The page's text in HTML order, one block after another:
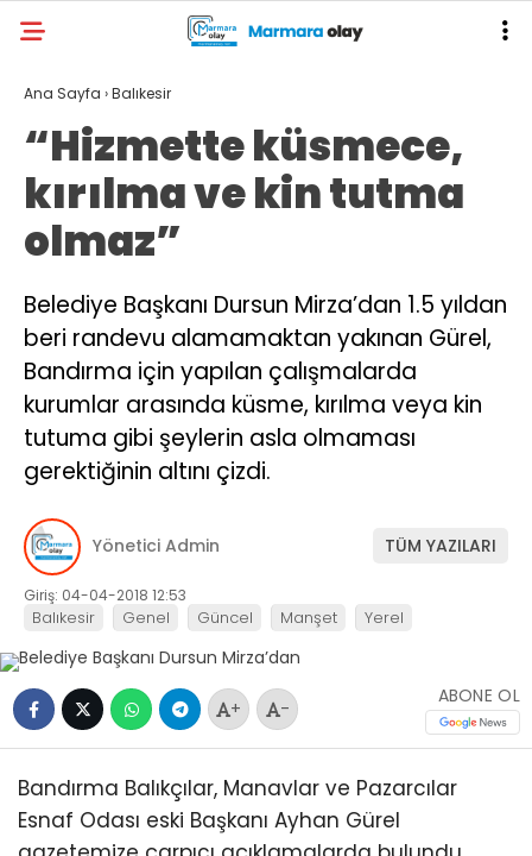
Ana Sayfa ›Balıkesir
“Hizmette küsmece,
kırılma ve kin tutma
olmaz”
Belediye Başkanı Dursun Mirza’dan 1.5 yıldan
beri randevu alamamaktan yakınan Gürel,
Bandırma için yapılan çalışmalarda
kurumlar arasında küsme, kırılma veya kin
tutuma gibi şeylerin asla olmaması
gerektiğinin altını çizdi.
Yönetici Admin TÜM YAZILARI
Giriş: 04-04-2018 12:53
Balıkesir Genel Güncel Manşet Yerel
+ -
ABONE OL
Bandırma Balıkçılar, Manavlar ve Pazarcılar
Esnaf Odası eski Başkanı Ayhan Gürel